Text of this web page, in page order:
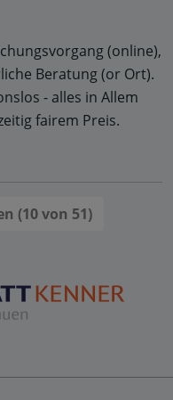
(online),
Beratung (or Ort).
- alles in Allem
fairem Preis.
(10 von 51)